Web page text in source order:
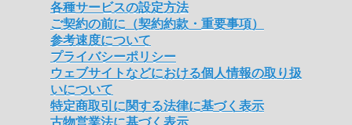
各種サービスの設定方法
ご契約の前に（契約約款・重要事項）
参考速度について
プライバシーポリシー
ウェブサイトなどにおける個人情報の取り扱
いについて
特定商取引に関する法律に基づく表示